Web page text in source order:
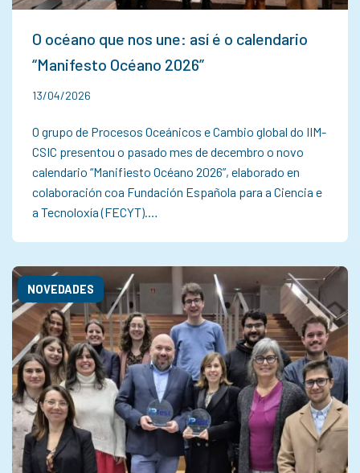
O océano que nos une: así é o calendario
“Manifesto Océano 2026”
13/04/2026
O grupo de Procesos Oceánicos e Cambio global do IIM-
CSIC presentou o pasado mes de decembro o novo
calendario “Manifiesto Océano 2026”, elaborado en
colaboración coa Fundación Española para a Ciencia e
a Tecnoloxía (FECYT).…
NOVEDADES